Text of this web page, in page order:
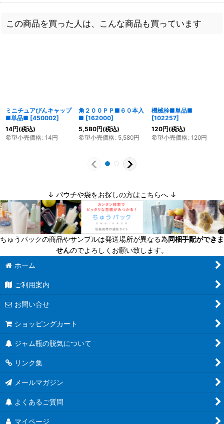
この商品を買った人は、こんな商品も買っています
ミニチュアびんキャップ
■単品■ [450002]
14円(税込)
希望小売価格: 14円
角２００ＰＰ■６０本入
■ [162000]
5,580円(税込)
希望小売価格: 5,580円
機械栓■単品■
[102257]
120円(税込)
希望小売価格: 120円
↓ パウチや袋をお探しの方はこちらへ ↓
ちゅうパックの商品やサンプルは発送場所が異なる為同梱手配ができま
せんのでよろしくお願い致します。
ホーム
ご利用案内
お問い合せ
ショッピングカート
ジャム瓶の脱気について
リンク集
メールマガジン
よくあるご質問
マイページ